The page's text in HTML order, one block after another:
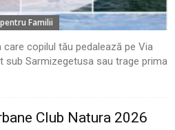
Familii
copilul tău pedalează pe Via
sub Sarmizegetusa sau trage prima
Club Natura 2026